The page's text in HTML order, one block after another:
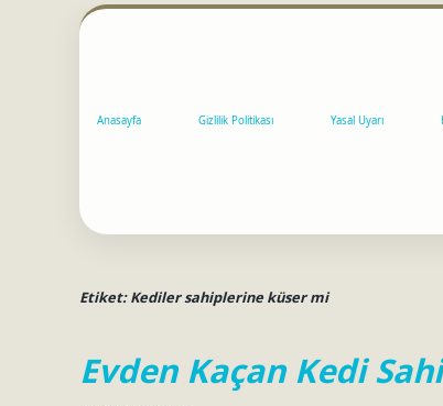
Anasayfa Gizlilik Politikası Yasal Uyarı
Etiket:Kediler sahiplerine küser mi
Evden Kaçan Kedi